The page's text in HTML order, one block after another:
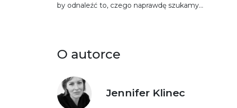
by odnaleźć to, czego naprawdę szukamy…
O autorce
Jennifer Klinec